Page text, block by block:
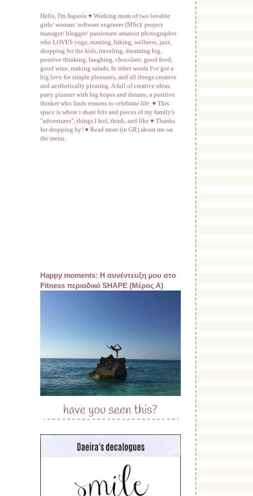
Hello, I'm Aspasia ♥ Working mom of two lovable
girls/ woman/ software engineer (MSc)/ project
manager/ blogger/ passionate amateur photographer
who LOVES yoga, running, hiking, wellness, jazz,
shopping for the kids, traveling, dreaming big,
positive thinking, laughing, chocolate, good food,
good wine, making salads. In other words I've got a
big love for simple pleasures, and all things creative
and aesthetically pleasing. A full of creative ideas
party planner with big hopes and dreams, a positive
thinker who finds reasons to celebrate life. ♥ This
space is where i share bits and pieces of my family's
"adventures", things I feel, think, and like ♥ Thanks
for dropping by! ♥ Read more (in GR) about me on
the menu.
Happy moments: Η συνέντευξη μου στο
Fitness περιοδικό SHAPE (Μέρος Α)